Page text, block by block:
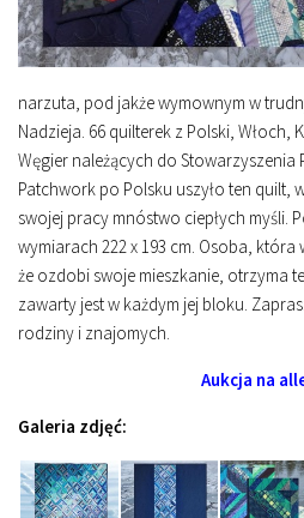
narzuta, pod jakże wymownym w
Nadzieja. 66 quilterek z Polski, Włoch,
Węgier należących do
Patchwork po Polsku uszyło ten quilt,
swojej pracy mnóstwo ciepłych myśli.
wymiarach 222 x 193 cm. Osoba,
że ozdobi swoje mieszkanie, otrzyma
zawarty jest w każdym jej bloku.
rodziny i znajomych.
Aukcja na
Galeria zdjęć: